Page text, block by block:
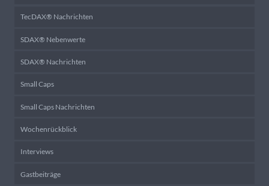
TecDAX® Nachrichten
SDAX® Nebenwerte
SDAX® Nachrichten
Small Caps
Small Caps Nachrichten
Wochenrückblick
Interviews
Gastbeiträge